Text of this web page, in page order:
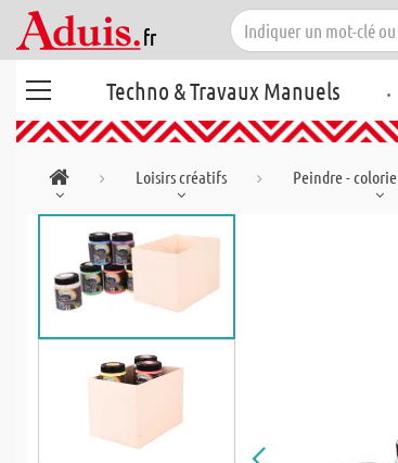
Techno & Travaux Manuels .
Loisirs créatifs Peindre -